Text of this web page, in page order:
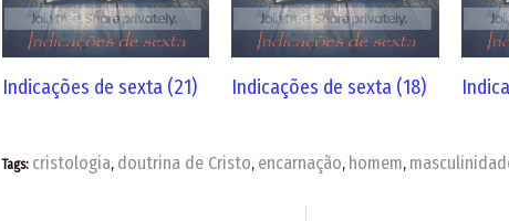
Indicações de sexta (21) Indicações de sexta (18)
Tags: cristologia, doutrina de Cristo, encarnação, homem,